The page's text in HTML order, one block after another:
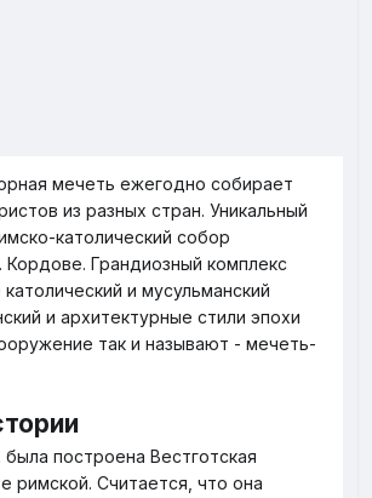
мечеть ежегодно собирает
из разных стран. Уникальный
католический собор
Кордове. Грандиозный комплекс
и мусульманский
и архитектурные стили эпохи
так и называют - мечеть-
построена Вестготская
римской. Считается, что она